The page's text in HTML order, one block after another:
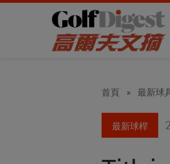
首頁 » 最新球
最新球桿